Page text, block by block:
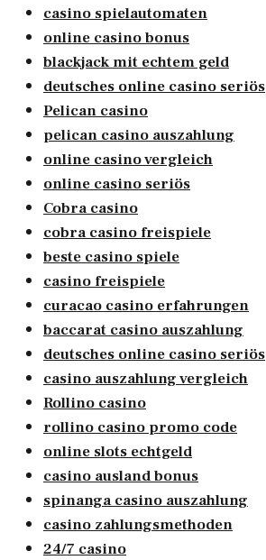
casino spielautomaten
online casino bonus
blackjack mit echtem geld
deutsches online casino seriös
Pelican casino
pelican casino auszahlung
online casino vergleich
online casino seriös
Cobra casino
cobra casino freispiele
beste casino spiele
casino freispiele
curacao casino erfahrungen
baccarat casino auszahlung
deutsches online casino seriös
casino auszahlung vergleich
Rollino casino
rollino casino promo code
online slots echtgeld
casino ausland bonus
spinanga casino auszahlung
casino zahlungsmethoden
24/7 casino